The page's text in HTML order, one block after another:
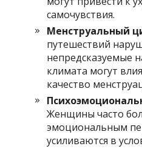
самочувствия.
Менструальный
путешествий
непредсказуемые
климата могут
качество
Женщины часто
эмоциональным
усиливаются в